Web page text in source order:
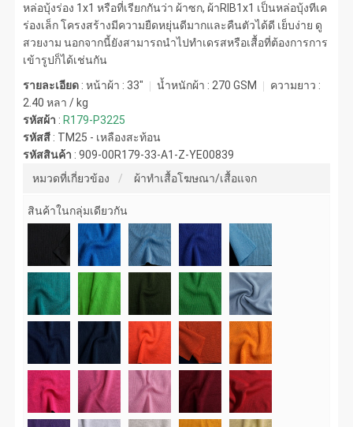
หล่อบุ้งร่อง 1x1 หรือที่เรียกกันว่า ผ้าซก, ผ้าRIB1x1 เป็นหล่อบุ้งทีเค
ร่องเล็ก โครงสร้างมีความยืดหยุ่นดีมากและคืนตัวได้ดี เย็บง่าย ดู
สวยงาม นอกจากนี้ยังสามารถนำไปทำเดรสหรือเสื้อที่ต้องการการ
เข้ารูปก็ได้เช่นกัน
รายละเอียด : หน้าผ้า : 33" น้ำหนักผ้า : 270 GSM
ความยาว :
2.40 หลา / kg
รหัสผ้า :R179-P3225
รหัสสี : TM25 - เหลืองสะท้อน
รหัสสินค้า :909-00R179-33-A1-Z-YE00839
หมวดที่เกี่ยวข้อง
ผ้าทำเสื้อโฆษณา/เสื้อแจก
สินค้าในกลุ่มเดียวกัน